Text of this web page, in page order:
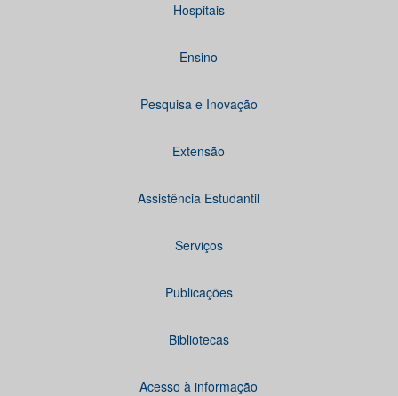
Hospitais
Ensino
Pesquisa e Inovação
Extensão
Assistência Estudantil
Serviços
Publicações
Bibliotecas
Acesso à informação